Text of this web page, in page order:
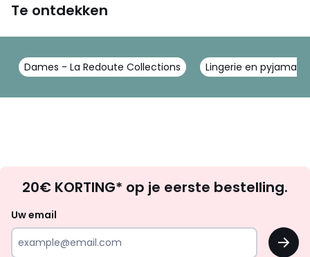
Te ontdekken
Dames - La Redoute Collections Lingerie en pyjama's
zoek
inspiratie
20€ KORTING* op je eerste bestelling.
Uw email
OK